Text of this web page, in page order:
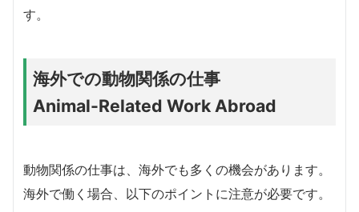
す。
海外での動物関係の仕事
Animal-Related Work Abroad
動物関係の仕事は、海外でも多くの機会があります。
海外で働く場合、以下のポイントに注意が必要です。